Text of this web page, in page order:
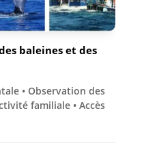
baleines et des
• Observation des
familiale • Accès